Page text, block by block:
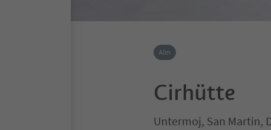
Alm
Cirhütte
Untermoj, San Martin,